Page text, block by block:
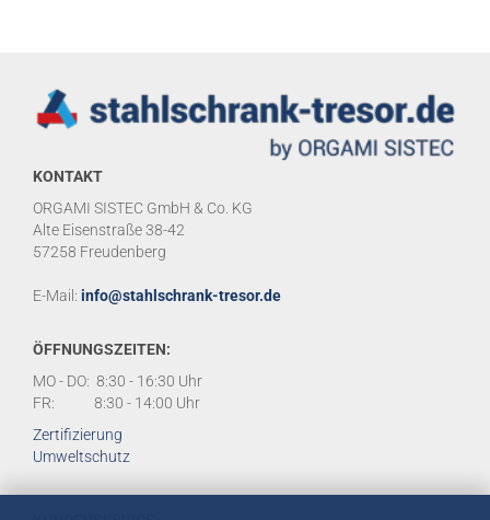
KONTAKT
ORGAMI SISTEC GmbH & Co. KG
Alte Eisenstraße 38-42
57258 Freudenberg
E-Mail: info@stahlschrank-tresor.de
ÖFFNUNGSZEITEN:
MO - DO: 8:30 - 16:30 Uhr
FR: 8:30 - 14:00 Uhr
Zertifizierung
Umweltschutz